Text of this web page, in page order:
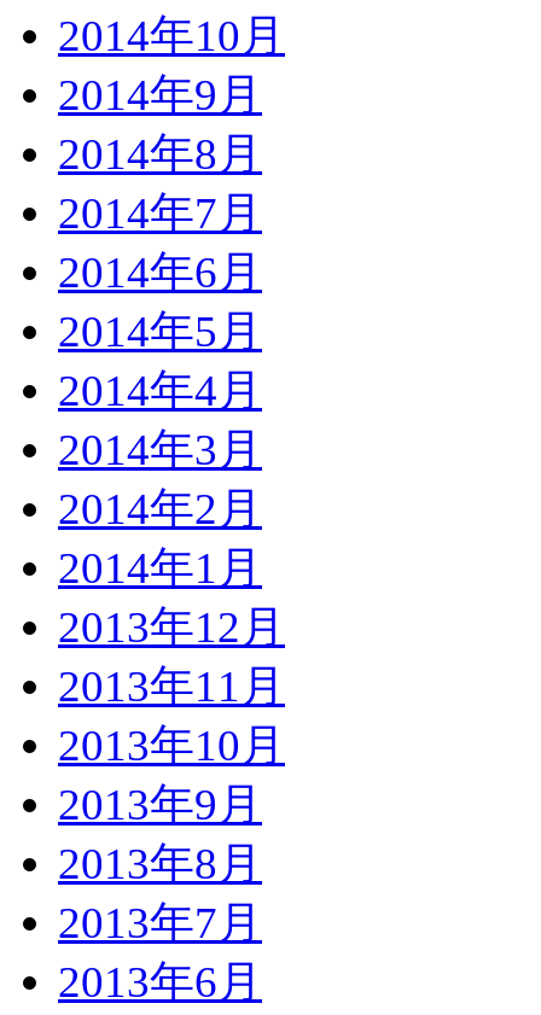
2014年10月
2014年9月
2014年8月
2014年7月
2014年6月
2014年5月
2014年4月
2014年3月
2014年2月
2014年1月
2013年12月
2013年11月
2013年10月
2013年9月
2013年8月
2013年7月
2013年6月